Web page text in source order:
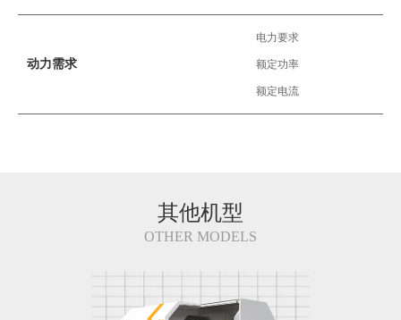
动力需求
电力要求
额定功率
额定电流
其他机型
OTHER MODELS